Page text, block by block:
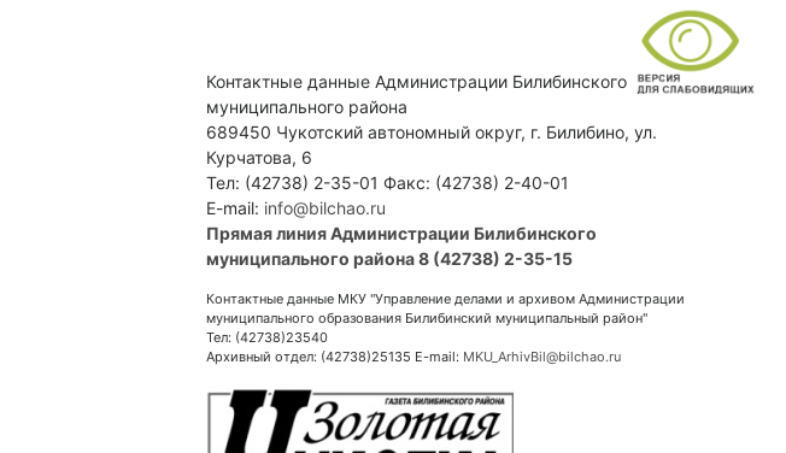
Контактные данные Администрации Билибинского
муниципального района
689450 Чукотский автономный округ, г. Билибино, ул.
Курчатова, 6
Тел: (42738) 2-35-01 Факс: (42738) 2-40-01
E-mail: info@bilchao.ru
Прямая линия Администрации Билибинского
муниципального района 8 (42738) 2-35-15
Контактные данные МКУ "Управление делами и архивом Администрации
муниципального образования Билибинский муниципальный район"
Тел: (42738)23540
Архивный отдел: (42738)25135 E-mail: MKU_ArhivBil@bilchao.ru